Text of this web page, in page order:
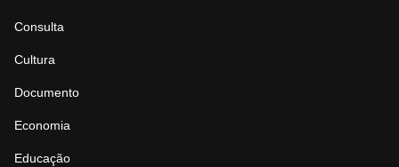
Consulta
Cultura
Documento
Economia
Educação